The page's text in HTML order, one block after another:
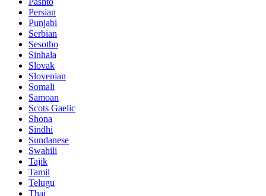
Persian
Punjabi
Serbian
Sesotho
Sinhala
Slovak
Slovenian
Somali
Samoan
Scots Gaelic
Shona
Sindhi
Sundanese
Swahili
Tajik
Tamil
Telugu
Thai